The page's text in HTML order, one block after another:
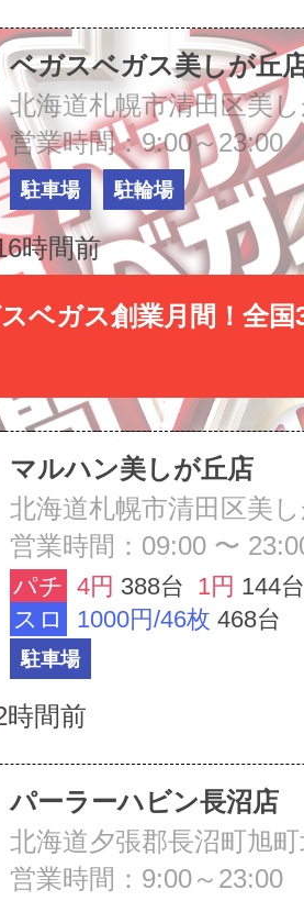
ベガスベガス美しが丘
北海道札幌市清田区美
営業時間：9:00～23:00
駐車場 駐輪場
時間前
ベガス創業月間！全国
マルハン美しが丘店
営業時間：09:00 〜
パチ 4円 388台 1円 144台
スロ
1000円/46枚 468台
駐車場
時間前
パーラーハビン長沼店
北海道夕張郡長沼町旭
営業時間：9:00～23:00